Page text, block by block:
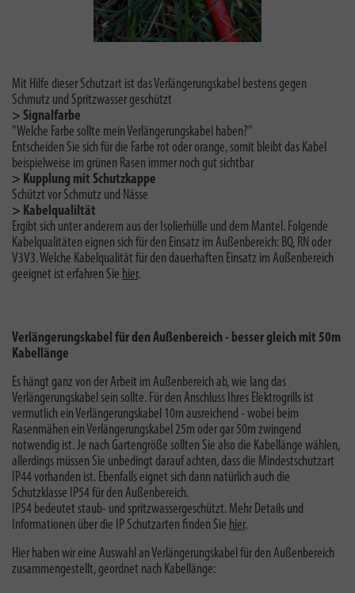
Mit Hilfe dieser Schutzart ist das Verlängerungskabel bestens gegen
Schmutz und Spritzwasser geschützt
> Signalfarbe
"Welche Farbe sollte mein Verlängerungskabel haben?"
Entscheiden Sie sich für die Farbe rot oder orange, somit bleibt das Kabel
beispielweise im grünen Rasen immer noch gut sichtbar
> Kupplung mit Schutzkappe
Schützt vor Schmutz und Nässe
> Kabelqualiltät
Ergibt sich unter anderem aus der Isolierhülle und dem Mantel. Folgende
Kabelqualitäten eignen sich für den Einsatz im Außenbereich: BQ, RN oder
V3V3. Welche Kabelqualität für den dauerhaften Einsatz im Außenbereich
geeignet ist erfahren Sie hier.
Verlängerungskabel für den Außenbereich - besser gleich mit 50m
Kabellänge
Es hängt ganz von der Arbeit im Außenbereich ab, wie lang das
Verlängerungskabel sein sollte. Für den Anschluss Ihres Elektrogrills ist
vermutlich ein Verlängerungskabel 10m ausreichend - wobei beim
Rasenmähen ein Verlängerungskabel 25m oder gar 50m zwingend
notwendig ist. Je nach Gartengröße sollten Sie also die Kabellänge wählen,
allerdings müssen Sie unbedingt darauf achten, dass die Mindestschutzart
IP44 vorhanden ist. Ebenfalls eignet sich dann natürlich auch die
Schutzklasse IP54 für den Außenbereich.
IP54 bedeutet staub- und spritzwassergeschützt. Mehr Details und
Informationen über die IP Schutzarten finden Sie hier.
Hier haben wir eine Auswahl an Verlängerungskabel für den Außenbereich
zusammengestellt, geordnet nach Kabellänge: